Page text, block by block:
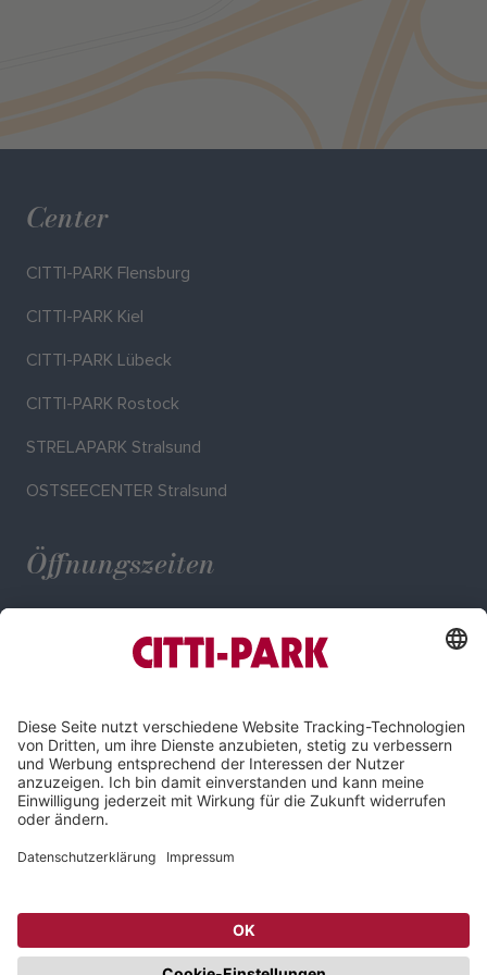
Center
CITTI-PARK Flensburg
CITTI-PARK Kiel
CITTI-PARK Lübeck
CITTI-PARK Rostock
STRELAPARK Stralsund
OSTSEECENTER Stralsund
Öffnungszeiten
Impressum
Datenschutz
Cookie-Einstellungen